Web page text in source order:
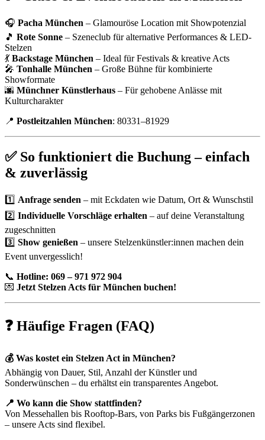
🎧 Pacha München – Glamouröse Location mit Showpotenzial
🎵 Rote Sonne – Szeneclub für alternative Performances & LED-
Stelzen
💃 Backstage München – Ideal für Festivals & kreative Acts
🎤 Tonhalle München – Große Bühne für kombinierte
Showformate
🌆 Münchner Künstlerhaus – Für gehobene Anlässe mit
Kulturcharakter
📍 Postleitzahlen München: 80331–81929
✅ So funktioniert die Buchung – einfach
& zuverlässig
1️⃣ Anfrage senden – mit Eckdaten wie Datum, Ort & Wunschstil
2️⃣ Individuelle Vorschläge erhalten – auf deine Veranstaltung
zugeschnitten
3️⃣ Show genießen – unsere Stelzenkünstler:innen machen dein
Event unvergesslich!
📞 Hotline: 069 – 971 972 904
💌 Jetzt Stelzen Acts für München buchen!
❓ Häufige Fragen (FAQ)
💰 Was kostet ein Stelzen Act in München?
Abhängig von Dauer, Stil, Anzahl der Künstler und
Sonderwünschen – du erhältst ein transparentes Angebot.
📍 Wo kann die Show stattfinden?
Von Messehallen bis Rooftop-Bars, von Parks bis Fußgängerzonen
– unsere Acts sind flexibel.